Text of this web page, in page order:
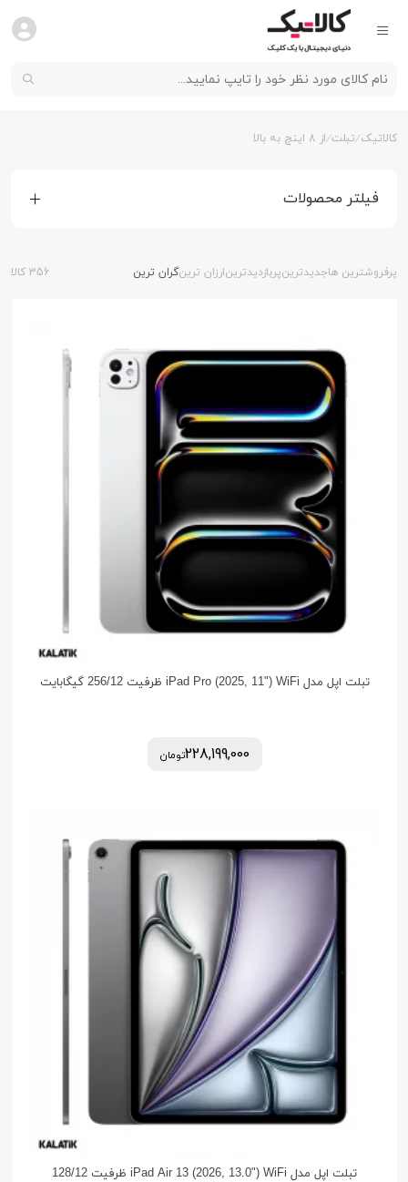
کالاتیک تبلت از 8 اینچ به بالا
فیلتر محصولات
پرفروشترین هاجدیدترینپربازدیدترینارزان ترینگران ترین 356 کالا
تبلت اپل مدل iPad Pro (2025, 11") WiFi ظرفیت 256/12 گیگابایت
228,199,000تومان
تبلت اپل مدل iPad Air 13 (2026, 13.0") WiFi ظرفیت 128/12